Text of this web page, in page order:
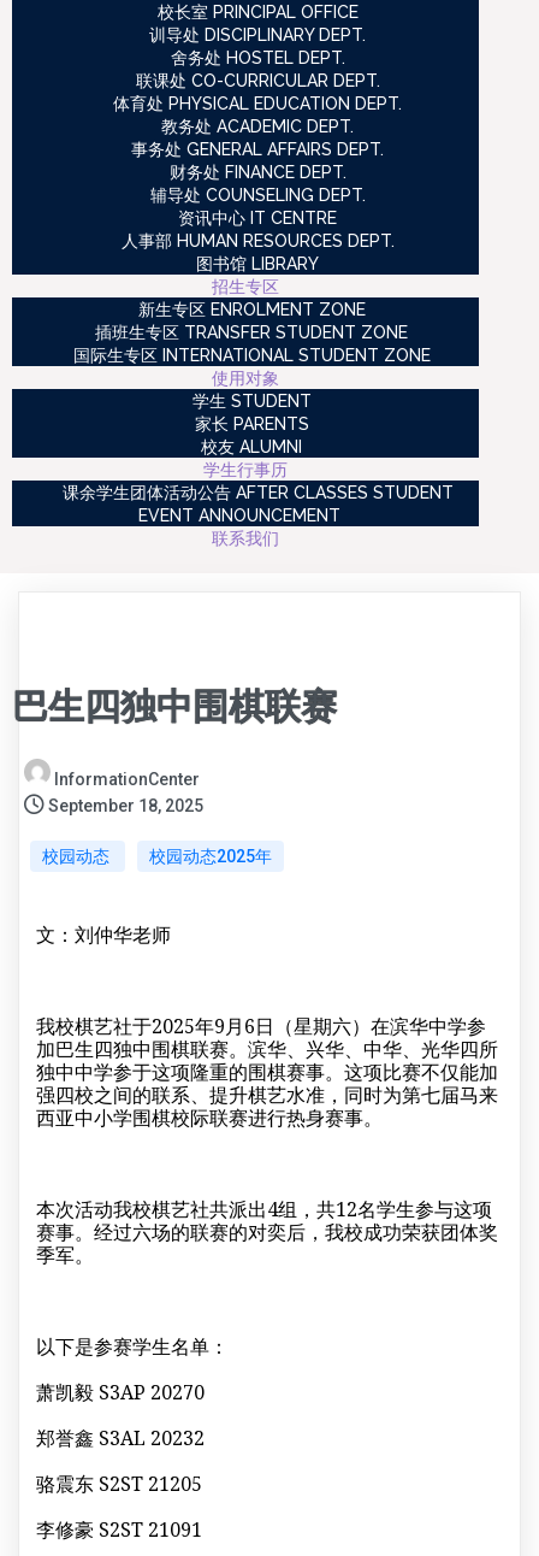
校长室 PRINCIPAL OFFICE
训导处 DISCIPLINARY DEPT.
舍务处 HOSTEL DEPT.
联课处 CO-CURRICULAR DEPT.
体育处 PHYSICAL EDUCATION DEPT.
教务处 ACADEMIC DEPT.
事务处 GENERAL AFFAIRS DEPT.
财务处 FINANCE DEPT.
辅导处 COUNSELING DEPT.
资讯中心 IT CENTRE
人事部 HUMAN RESOURCES DEPT.
图书馆 LIBRARY
招生专区
新生专区 ENROLMENT ZONE
插班生专区 TRANSFER STUDENT ZONE
国际生专区 INTERNATIONAL STUDENT ZONE
使用对象
学生 STUDENT
家长 PARENTS
校友 ALUMNI
学生行事历
课余学生团体活动公告 AFTER CLASSES STUDENT
EVENT ANNOUNCEMENT
联系我们
巴生四独中围棋联赛
InformationCenter
September 18, 2025
校园动态 校园动态2025年
文：刘仲华老师
我校棋艺社于2025年9月6日（星期六）在滨华中学参
加巴生四独中围棋联赛。滨华、兴华、中华、光华四所
独中中学参于这项隆重的围棋赛事。这项比赛不仅能加
强四校之间的联系、提升棋艺水准，同时为第七届马来
西亚中小学围棋校际联赛进行热身赛事。
本次活动我校棋艺社共派出4组，共12名学生参与这项
赛事。经过六场的联赛的对奕后，我校成功荣获团体奖
季军。
以下是参赛学生名单：
萧凯毅 S3AP 20270
郑誉鑫 S3AL 20232
骆震东 S2ST 21205
李修豪 S2ST 21091